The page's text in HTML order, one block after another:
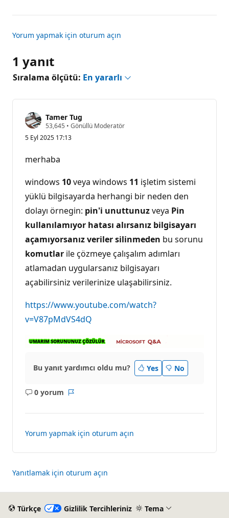
Yorum yapmak için oturum açın
1 yanıt
Sıralama ölçütü: En yararlı
Tamer Tug
53,645 S
y
ı
k
p
u
a
n
ı
• Gönüllü Moderatör
5 Eyl 2025 17:13
merhaba
windows 10veya windows 11 işletim sistemi
yüklü bilgisayarda herhangi bir neden den
dolayı örnegin: pin'i unuttunuzveya Pin
kullanılamıyor hatası alırsanız bilgisayarı
açamıyorsanız veriler silinmeden bu sorunu
komutlar ile çözmeye çalışalım adımları
atlamadan uygularsanız bilgisayarı
açabilirsiniz verilerinize ulaşabilirsiniz.
https://www.youtube.com/watch?
v=V87pMdVS4dQ
Bu yanıt yardımcı oldu mu? Yes No
0 yorum
Açıklama
Yorum yapmak için oturum açın
Yanıtlamak için oturum açın
Türkçe Gizlilik Tercihleriniz Tema